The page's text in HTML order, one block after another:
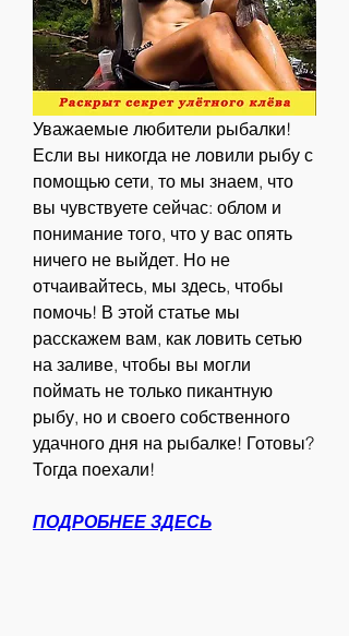
Уважаемые любители рыбалки!
Если вы никогда не ловили рыбу с
помощью сети, то мы знаем, что
вы чувствуете сейчас: облом и
понимание того, что у вас опять
ничего не выйдет. Но не
отчаивайтесь, мы здесь, чтобы
помочь! В этой статье мы
расскажем вам, как ловить сетью
на заливе, чтобы вы могли
поймать не только пикантную
рыбу, но и своего собственного
удачного дня на рыбалке! Готовы?
Тогда поехали!
ПОДРОБНЕЕ ЗДЕСЬ